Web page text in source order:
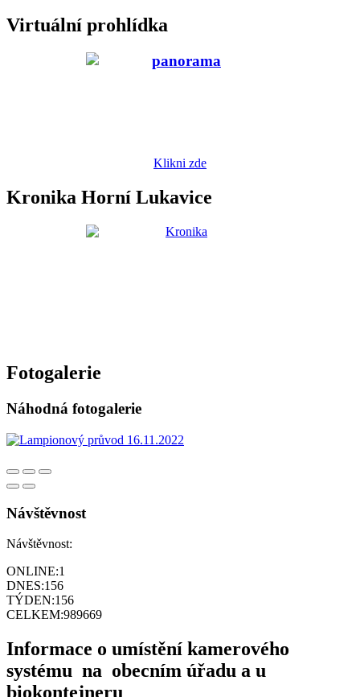
Virtuální prohlídka
Klikni zde
Kronika Horní Lukavice
Fotogalerie
Náhodná fotogalerie
Návštěvnost
Návštěvnost:
ONLINE:1
DNES:156
TÝDEN:156
CELKEM:989669
Informace o umístění kamerového
systému na obecním úřadu a u
biokontejneru